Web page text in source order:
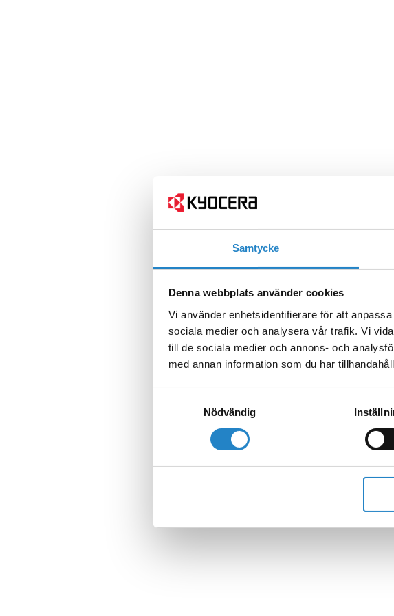
Samtycke
Denna webbplats använder cookies
Vi använder enhetsidentifierare för att
sociala medier och analysera vår trafik. Vi
till de sociala medier och annons- och
med annan information som du har
Nödvändig